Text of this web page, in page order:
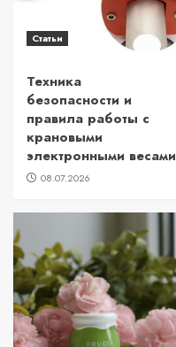
Статьи
Техника
безопасности и
правила работы с
крановыми
электронными весами
08.07.2026